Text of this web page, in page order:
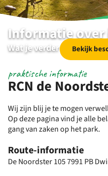
Informatie
Wat je verder nog wil
Bekijk
RCN de
praktische informatie
Wij zijn blij je te mogen
Op deze pagina vind je alle
gang van zaken op het park.
Route-informatie
De Noordster 105 7991 PB